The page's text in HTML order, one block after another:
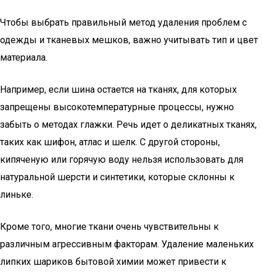
Чтобы выбрать правильный метод удаления проблем с
одежды и тканевых мешков, важно учитывать тип и цвет
материала.
Например, если шина остается на тканях, для которых
запрещены высокотемпературные процессы, нужно
забыть о методах глажки. Речь идет о деликатных тканях,
таких как шифон, атлас и шелк. С другой стороны,
кипяченую или горячую воду нельзя использовать для
натуральной шерсти и синтетики, которые склонны к
линьке.
Кроме того, многие ткани очень чувствительны к
различным агрессивным факторам. Удаление маленьких
липких шариков бытовой химии может привести к